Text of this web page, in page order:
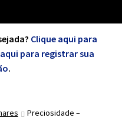
Clique aqui para
aqui para registrar sua
.
Preciosidade –